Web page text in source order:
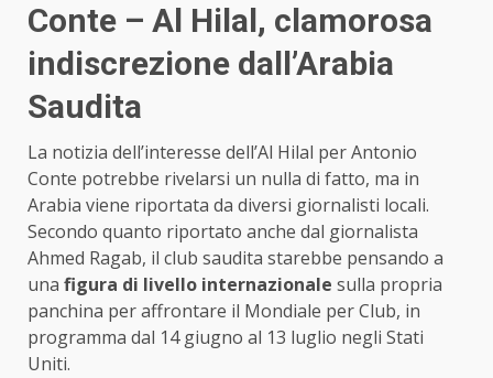
Conte – Al Hilal, clamorosa
indiscrezione dall’Arabia
Saudita
La notizia dell’interesse dell’Al Hilal per Antonio
Conte potrebbe rivelarsi un nulla di fatto, ma in
Arabia viene riportata da diversi giornalisti locali.
Secondo quanto riportato anche dal giornalista
Ahmed Ragab, il club saudita starebbe pensando a
una figura di livello internazionale sulla propria
panchina per affrontare il Mondiale per Club, in
programma dal 14 giugno al 13 luglio negli Stati
Uniti.